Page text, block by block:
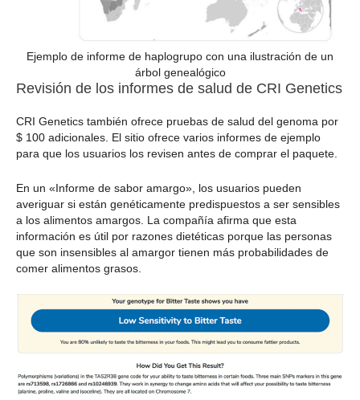
Ejemplo de informe de haplogrupo con una ilustración de un
árbol genealógico
Revisión de los informes de salud de CRI Genetics
CRI Genetics también ofrece pruebas de salud del genoma por
$ 100 adicionales. El sitio ofrece varios informes de ejemplo
para que los usuarios los revisen antes de comprar el paquete.
En un «Informe de sabor amargo», los usuarios pueden
averiguar si están genéticamente predispuestos a ser sensibles
a los alimentos amargos. La compañía afirma que esta
información es útil por razones dietéticas porque las personas
que son insensibles al amargor tienen más probabilidades de
comer alimentos grasos.